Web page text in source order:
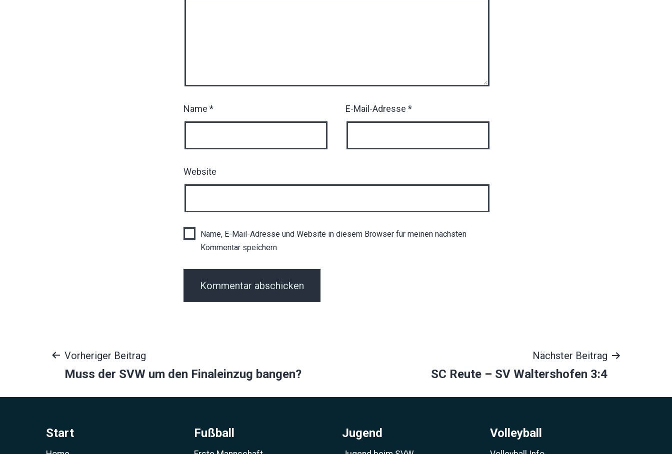
Name * E-Mail-Adresse *
Website
Name, E-Mail-Adresse und Website in diesem Browser für meinen nächsten
Kommentar speichern.
Beitragsnavigation
Vorheriger Beitrag
Muss der SVW um den Finaleinzug bangen?
Nächster Beitrag
SC Reute – SV Waltershofen 3:4
Start Fußball Jugend Volleyball